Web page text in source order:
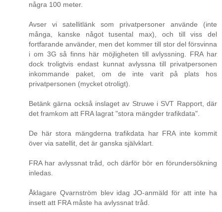
några 100 meter.
Avser vi satellitlänk som privatpersoner använde (inte
många, kanske något tusental max), och till viss del
fortfarande använder, men det kommer till stor del försvinna
i om 3G så finns här möjligheten till avlyssning. FRA har
dock troligtvis endast kunnat avlyssna till privatpersonen
inkommande paket, om de inte varit på plats hos
privatpersonen (mycket otroligt).
Betänk gärna också inslaget av Struwe i SVT Rapport, där
det framkom att FRA lagrat "stora mängder trafikdata".
De här stora mängderna trafikdata har FRA inte kommit
över via satellit, det är ganska självklart.
FRA har avlyssnat tråd, och därför bör en förundersökning
inledas.
Åklagare Qvarnström blev idag JO-anmäld för att inte ha
insett att FRA måste ha avlyssnat tråd.